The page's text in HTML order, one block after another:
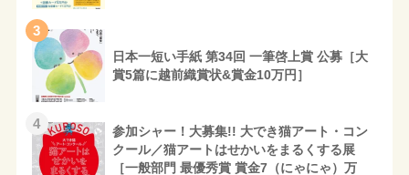
3
日本一短い手紙 第34回 一筆啓上賞 公募［大
賞5篇に越前織賞状&賞金10万円］
4
参加シャー！大募集!! 大でき猫アート・コン
クール／猫アートはせかいをまるくする展
［一般部門 最優秀賞 賞金7（にゃにゃ）万